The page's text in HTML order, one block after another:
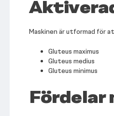
Maskinen är utformad för
Gluteus maximus
Gluteus medius
Gluteus minimus
Fördelar